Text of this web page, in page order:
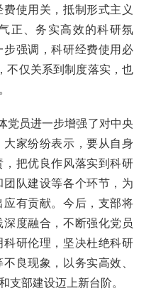
使用关，抵制形式主义
正、务实高效的科研氛
步强调，科研经费使用必
不仅关系到制度落实，也
员进一步增强了对中央
家纷纷表示，要从自身
把优良作风落实到科研
队建设等各个环节，为
有贡献。今后，支部将
度融合，不断强化党员
研伦理，坚决杜绝科研
良现象，以务实高效、
支部建设迈上新台阶。